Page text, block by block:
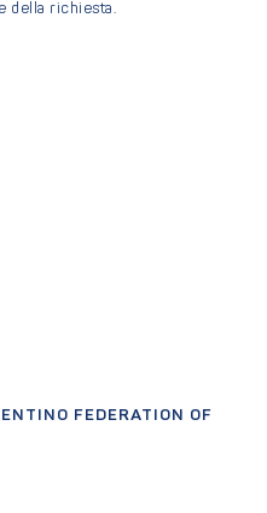
FEDERATION OF
della richiesta.